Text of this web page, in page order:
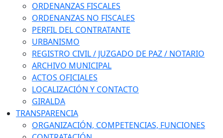
ORDENANZAS FISCALES
ORDENANZAS NO FISCALES
PERFIL DEL CONTRATANTE
URBANISMO
REGISTRO CIVIL / JUZGADO DE PAZ / NOTARIO
ARCHIVO MUNICIPAL
ACTOS OFICIALES
LOCALIZACIÓN Y CONTACTO
GIRALDA
TRANSPARENCIA
ORGANIZACIÓN, COMPETENCIAS, FUNCIONES